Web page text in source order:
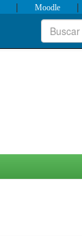
| Moodle |